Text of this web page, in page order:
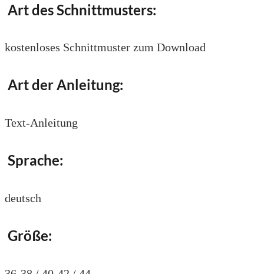
Art des Schnittmusters:
kostenloses Schnittmuster zum Download
Art der Anleitung:
Text-Anleitung
Sprache:
deutsch
Größe: